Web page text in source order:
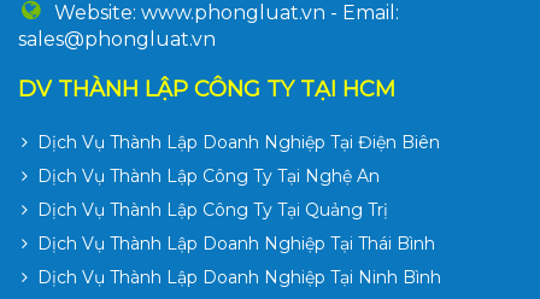
Website: www.phongluat.vn - Email:
sales@phongluat.vn
DV THÀNH LẬP CÔNG TY TẠI HCM
Dịch Vụ Thành Lập Doanh Nghiệp Tại Điện Biên
Dịch Vụ Thành Lập Công Ty Tại Nghệ An
Dịch Vụ Thành Lập Công Ty Tại Quảng Trị
Dịch Vụ Thành Lập Doanh Nghiệp Tại Thái Bình
Dịch Vụ Thành Lập Doanh Nghiệp Tại Ninh Bình